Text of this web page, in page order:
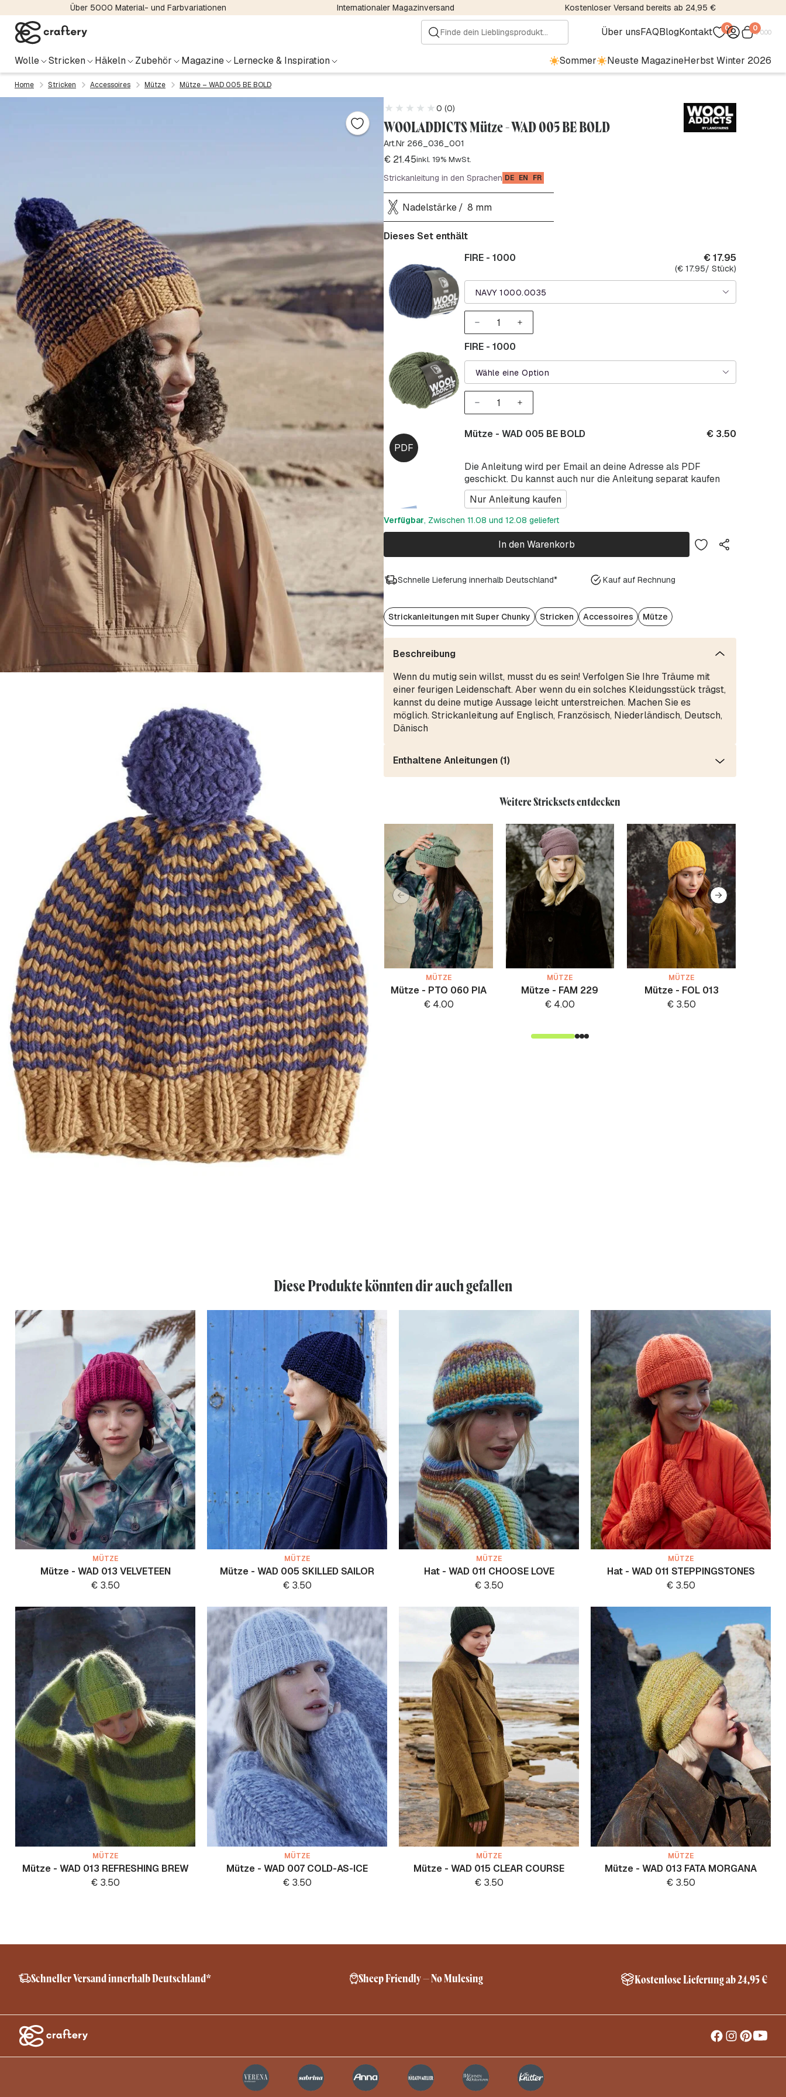
Über 5000 Material- und Farbvariationen Internationaler Magazinversand Kostenloser Versand bereits ab 24,95 €
Über unsFAQBlogKontakt 0 0€0.00
Wolle Stricken Häkeln Zubehör Magazine Lernecke & Inspiration Sommer Neuste MagazineHerbst Winter 2026
Home Stricken Accessoires Mütze Mütze – WAD 005 BE BOLD
0 (0)
WOOLADDICTS Mütze - WAD 005 BE BOLD
Art.Nr 266_036_001
€21.45inkl. 19% MwSt.
Strickanleitung in den Sprachen DE EN FR
Nadelstärke 8 mm
Dieses Set enthält
NAVY 1000.0035
FIRE - 1000 €17.95
(€17.95/ Stück)
Wähle eine Option
FIRE - 1000
Die Anleitung wird per Email an deine Adresse als PDF
geschickt. Du kannst auch nur die Anleitung separat kaufen
Nur Anleitung kaufen
Mütze - WAD 005 BE BOLD €3.50
Verfügbar, Zwischen 11.08 und 12.08 geliefert
In den Warenkorb
Schnelle Lieferung innerhalb Deutschland* Kauf auf Rechnung
Strickanleitungen mit Super Chunky Stricken Accessoires Mütze
Beschreibung
Wenn du mutig sein willst, musst du es sein! Verfolgen Sie Ihre Träume mit
einer feurigen Leidenschaft. Aber wenn du ein solches Kleidungsstück trägst,
kannst du deine mutige Aussage leicht unterstreichen. Machen Sie es
möglich. Strickanleitung auf Englisch, Französisch, Niederländisch, Deutsch,
Dänisch
Enthaltene Anleitungen (1)
Weitere Stricksets entdecken
MÜTZE
Mütze - PTO 060 PIA
€4.00
MÜTZE
Mütze - FAM 229
€ 4.00
MÜTZE
Mütze - FOL 013
€ 3.50
Diese Produkte könnten dir auch gefallen
MÜTZE
Mütze - WAD 013 VELVETEEN
€ 3.50
MÜTZE
Mütze - WAD 005 SKILLED SAILOR
€ 3.50
MÜTZE
Hat - WAD 011 CHOOSE LOVE
€ 3.50
MÜTZE
Hat - WAD 011 STEPPINGSTONES
€ 3.50
MÜTZE
Mütze - WAD 013 REFRESHING BREW
€ 3.50
MÜTZE
Mütze - WAD 007 COLD-AS-ICE
€ 3.50
MÜTZE
Mütze - WAD 015 CLEAR COURSE
€ 3.50
MÜTZE
Mütze - WAD 013 FATA MORGANA
€ 3.50
Schneller Versand innerhalb Deutschland* Sheep Friendly – No Mulesing Kostenlose Lieferung ab 24,95 €